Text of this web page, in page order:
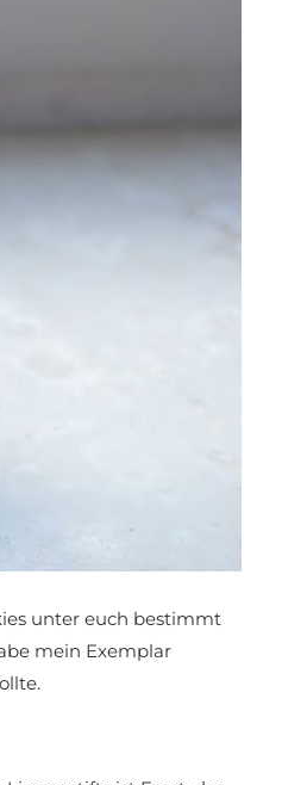
unter euch bestimmt
mein Exemplar